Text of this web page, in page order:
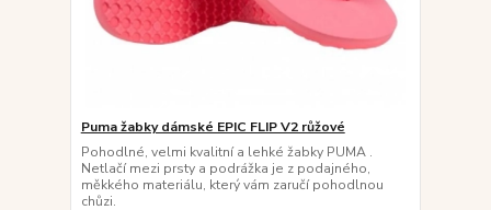
Puma žabky dámské EPIC FLIP V2 růžové
Pohodlné, velmi kvalitní a lehké žabky PUMA .
Netlačí mezi prsty a podrážka je z podajného,
měkkého materiálu, který vám zaručí pohodlnou
chůzi.